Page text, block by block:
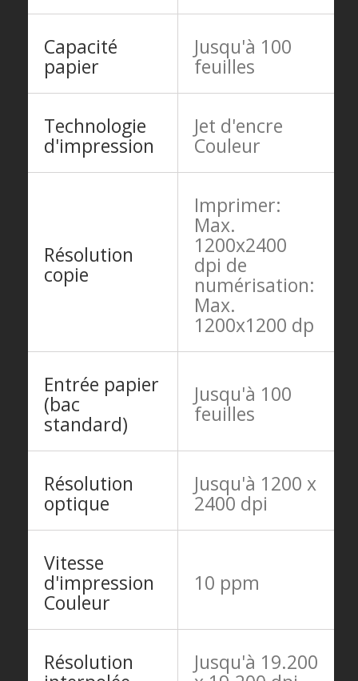
Capacité
papier
Jusqu'à 100
feuilles
Technologie
d'impression
Jet d'encre
Couleur
Résolution
copie
Imprimer:
Max.
1200x2400
dpi de
numérisation:
Max.
1200x1200 dp
Entrée papier
(bac
standard)
Jusqu'à 100
feuilles
Résolution
optique
Jusqu'à 1200 x
2400 dpi
Vitesse
d'impression
Couleur
10 ppm
Résolution Jusqu'à 19.200